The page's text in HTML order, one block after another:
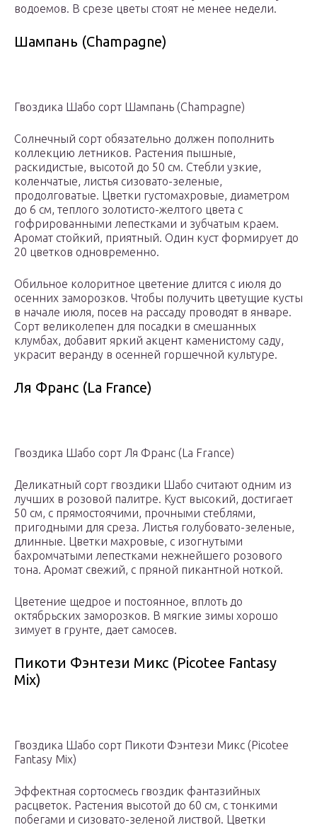
водоемов. В срезе цветы стоят не менее недели.
Шампань (Champagne)
Гвоздика Шабо сорт Шампань (Champagne)
Солнечный сорт обязательно должен пополнить
коллекцию летников. Растения пышные,
раскидистые, высотой до 50 см. Стебли узкие,
коленчатые, листья сизовато-зеленые,
продолговатые. Цветки густомахровые, диаметром
до 6 см, теплого золотисто-желтого цвета с
гофрированными лепестками и зубчатым краем.
Аромат стойкий, приятный. Один куст формирует до
20 цветков одновременно.
Обильное колоритное цветение длится с июля до
осенних заморозков. Чтобы получить цветущие кусты
в начале июля, посев на рассаду проводят в январе.
Сорт великолепен для посадки в смешанных
клумбах, добавит яркий акцент каменистому саду,
украсит веранду в осенней горшечной культуре.
Ля Франс (La France)
Гвоздика Шабо сорт Ля Франс (La France)
Деликатный сорт гвоздики Шабо считают одним из
лучших в розовой палитре. Куст высокий, достигает
50 см, с прямостоячими, прочными стеблями,
пригодными для среза. Листья голубовато-зеленые,
длинные. Цветки махровые, с изогнутыми
бахромчатыми лепестками нежнейшего розового
тона. Аромат свежий, с пряной пикантной ноткой.
Цветение щедрое и постоянное, вплоть до
октябрьских заморозков. В мягкие зимы хорошо
зимует в грунте, дает самосев.
Пикоти Фэнтези Микс (Picotee Fantasy
Mix)
Гвоздика Шабо сорт Пикоти Фэнтези Микс (Picotee
Fantasy Mix)
Эффектная сортосмесь гвоздик фантазийных
расцветок. Растения высотой до 60 см, с тонкими
побегами и сизовато-зеленой листвой. Цветки